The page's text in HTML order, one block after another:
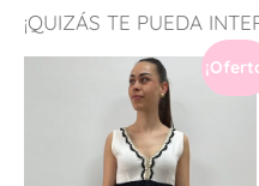
¡QUIZÁS TE PUEDA